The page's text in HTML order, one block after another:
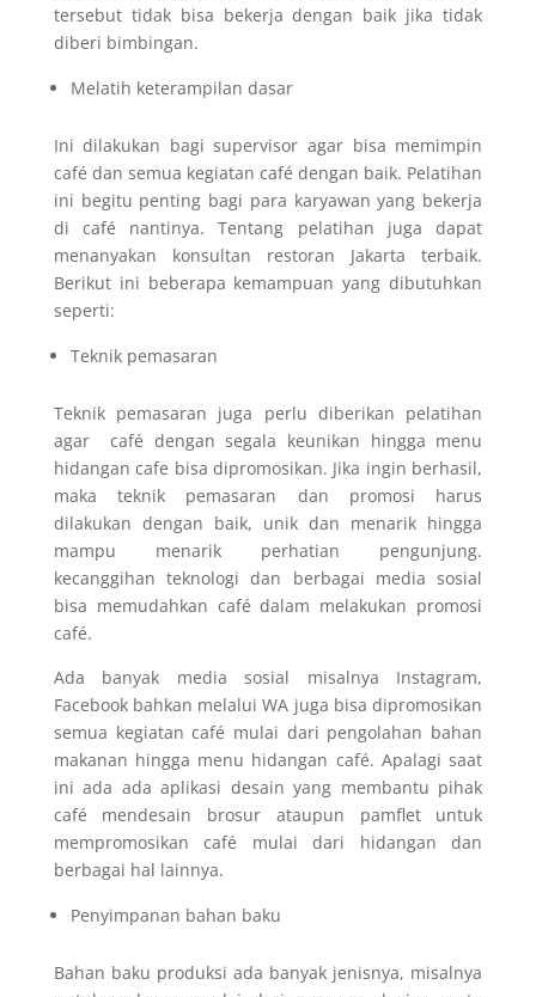
tersebut tidak bisa bekerja dengan baik jika tidak
diberi bimbingan.
Melatih keterampilan dasar
Ini dilakukan bagi supervisor agar bisa memimpin
café dan semua kegiatan café dengan baik. Pelatihan
ini begitu penting bagi para karyawan yang bekerja
di café nantinya. Tentang pelatihan juga dapat
menanyakan konsultan restoran Jakarta terbaik.
Berikut ini beberapa kemampuan yang dibutuhkan
seperti:
Teknik pemasaran
Teknik pemasaran juga perlu diberikan pelatihan
agar café dengan segala keunikan hingga menu
hidangan cafe bisa dipromosikan. Jika ingin berhasil,
maka teknik pemasaran dan promosi harus
dilakukan dengan baik, unik dan menarik hingga
mampu menarik perhatian pengunjung.
kecanggihan teknologi dan berbagai media sosial
bisa memudahkan café dalam melakukan promosi
café.
Ada banyak media sosial misalnya Instagram,
Facebook bahkan melalui WA juga bisa dipromosikan
semua kegiatan café mulai dari pengolahan bahan
makanan hingga menu hidangan café. Apalagi saat
ini ada ada aplikasi desain yang membantu pihak
café mendesain brosur ataupun pamflet untuk
mempromosikan café mulai dari hidangan dan
berbagai hal lainnya.
Penyimpanan bahan baku
Bahan baku produksi ada banyak jenisnya, misalnya